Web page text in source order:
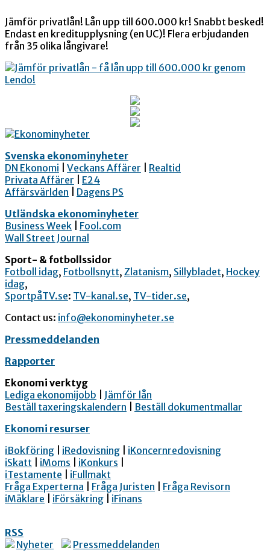
Jämför privatlån! Lån upp till 600.000 kr! Snabbt besked!
Endast en kreditupplysning (en UC)! Flera erbjudanden
från 35 olika långivare!
Svenska ekonominyheter
DN Ekonomi
Veckans Affärer
Realtid
Privata Affärer
E24
Affärsvärlden
Dagens PS
Utländska ekonominyheter
Business Week
Fool.com
Wall Street Journal
Sport- & fotbollssidor
Fotboll idag, Fotbollsnytt, Zlatanism, Sillybladet, Hockey
idag,
SportpåTV.se: TV-kanal.se, TV-tider.se,
Contact us: info@ekonominyheter.se
Pressmeddelanden
Rapporter
Ekonomi verktyg
Lediga ekonomijobb
Jämför lån
Beställ taxeringskalendern
Beställ dokumentmallar
Ekonomi resurser
iBokföring
iRedovisning
iKoncernredovisning
iSkatt
iMoms iKonkurs
iTestamente
iFullmakt
Fråga Experterna
Fråga Juristen
Fråga Revisorn
iMäklare
iFörsäkring iFinans
RSS
Nyheter
Pressmeddelanden